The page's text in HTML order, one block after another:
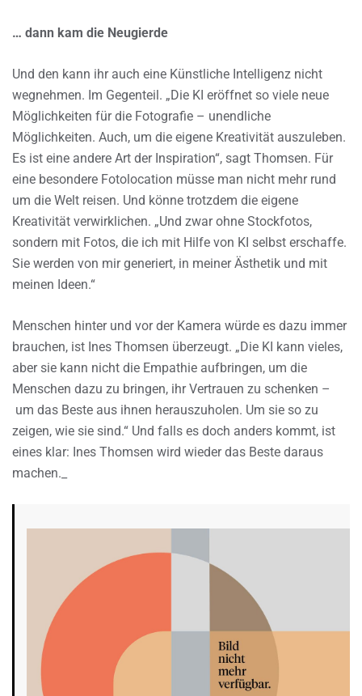
… dann kam die Neugierde
Und den kann ihr auch eine Künstliche Intelligenz nicht
wegnehmen. Im Gegenteil. „Die KI eröffnet so viele neue
Möglichkeiten für die Fotografie – unendliche
Möglichkeiten. Auch, um die eigene Kreativität auszuleben.
Es ist eine andere Art der Inspiration“, sagt Thomsen. Für
eine besondere Fotolocation müsse man nicht mehr rund
um die Welt reisen. Und könne trotzdem die eigene
Kreativität verwirklichen. „Und zwar ohne Stockfotos,
sondern mit Fotos, die ich mit Hilfe von KI selbst erschaffe.
Sie werden von mir generiert, in meiner Ästhetik und mit
meinen Ideen.“
Menschen hinter und vor der Kamera würde es dazu immer
brauchen, ist Ines Thomsen überzeugt. „Die KI kann vieles,
aber sie kann nicht die Empathie aufbringen, um die
Menschen dazu zu bringen, ihr Vertrauen zu schenken –
um das Beste aus ihnen herauszuholen. Um sie so zu
zeigen, wie sie sind.“ Und falls es doch anders kommt, ist
eines klar: Ines Thomsen wird wieder das Beste daraus
machen._